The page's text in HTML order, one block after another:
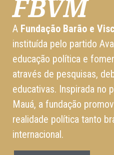
FBVM
A Fundação Barão e
instituída pelo partido
educação política e
através de pesquisas,
educativas. Inspirada no
Mauá, a fundação
realidade política tanto
internacional.